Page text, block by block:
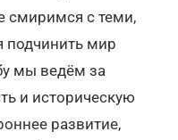
смиримся с теми,
подчинить мир
мы ведём за
и историческую
развитие,